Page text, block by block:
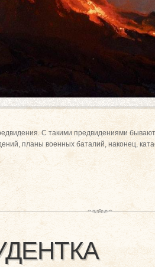
С такими предвидениями
планы военных баталий, наконец,